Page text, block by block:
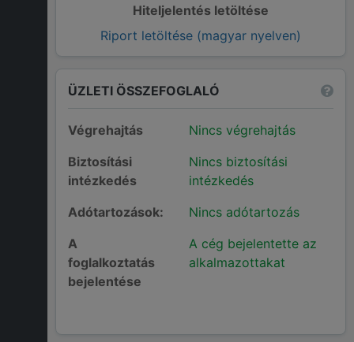
Hiteljelentés letöltése
Riport letöltése (magyar nyelven)
ÜZLETI ÖSSZEFOGLALÓ
Végrehajtás
Nincs végrehajtás
Biztosítási
intézkedés
Nincs biztosítási
intézkedés
Adótartozások:
Nincs adótartozás
A
foglalkoztatás
bejelentése
A cég bejelentette az
alkalmazottakat